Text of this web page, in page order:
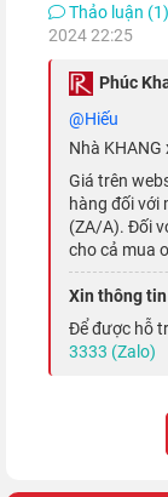
Bên cạnh đó,
năng kết nối 5G
mang đến trải
giờ hết.
Thiết kế
iPhone 13 Pro
thượng và tinh
được hoàn
Thảo luận (1)
2024 22:25
Phúc
@Hiếu
Nhà KHANG
Giá trên
hàng đối với
(ZA/A). Đối
cho cả mua
Xin thông
Để được hỗ
3333 (Zalo)